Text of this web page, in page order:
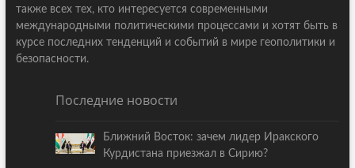
также всех тех, кто интересуется современными
международными политическими процессами и хотят быть в
курсе последних тенденций и событий в мире геополитики и
безопасности.
Последние новости
Ближний Восток: зачем лидер Иракского
Курдистана приезжал в Сирию?